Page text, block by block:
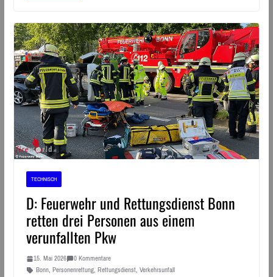
TECHNISCH
D: Feuerwehr und Rettungsdienst Bonn
retten drei Personen aus einem
verunfallten Pkw
15. Mai 2026
0 Kommentare
Bonn, Personenrettung, Rettungsdienst, Verkehrsunfall